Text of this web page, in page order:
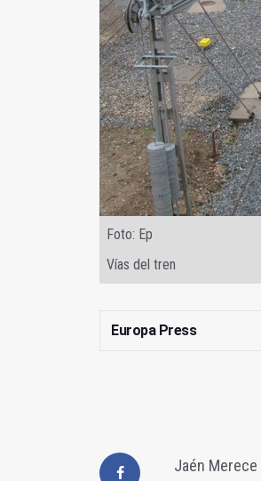
Foto: Ep
Vías del tren
Europa Press
Jaén